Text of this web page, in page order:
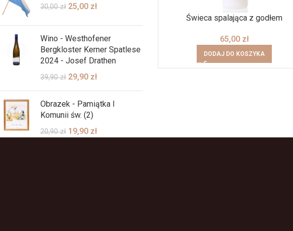
30,00zł 25,00 zł
Wino - Westhofener
Bergkloster Kerner Spatlese
2024 - Josef Drathen
39,90zł 29,90 zł
Obrazek - Pamiątka I
Komunii św. (2)
20,90zł 19,90 zł
Świeca spalająca z godłem
65,00 zł
DODAJ DO KOSZYKA